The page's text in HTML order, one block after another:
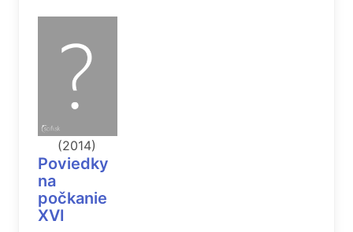
(2014)
Poviedky
na
počkanie
XVI